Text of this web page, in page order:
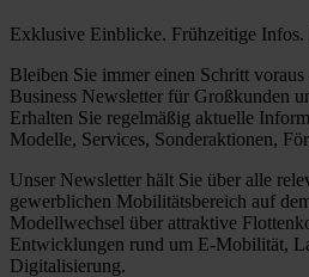
Exklusive Einblicke. Frühzeitige
Bleiben Sie immer einen Schritt
Business Newsletter für Großkunden
Erhalten Sie regelmäßig aktuelle
Modelle, Services, Sonderaktionen,
Unser Newsletter hält Sie über alle
gewerblichen Mobilitätsbereich auf
Modellwechsel über attraktive
Entwicklungen rund um E-Mobilität,
Digitalisierung.